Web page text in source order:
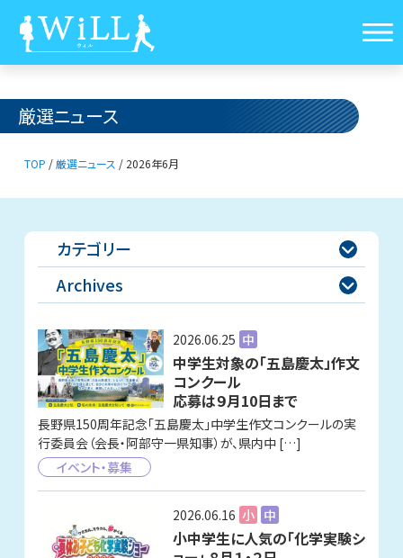
厳選ニュース
TOP /厳選ニュース / 2026年6月
カテゴリー 
Archives 
2026.06.25 中
中学生対象の「五島慶太」作文
コンクール
応募は９月10日まで
長野県150周年記念「五島慶太」中学生作文コンクールの実
行委員会（会長・阿部守一県知事）が、県内中 […]
イベント・募集
2026.06.16 小 中
小中学生に人気の「化学実験シ